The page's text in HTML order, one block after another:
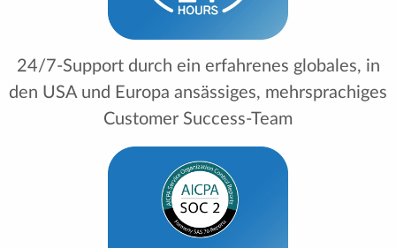
24/7-Support durch ein erfahrenes globales, in
den USA und Europa ansässiges, mehrsprachiges
Customer Success-Team